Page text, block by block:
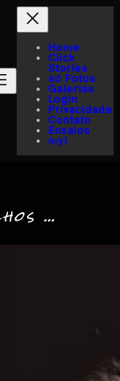
Home
Click
Stories
só Fotos
Galerias
Login
Privacidade
Contato
Ensaios
myI
…